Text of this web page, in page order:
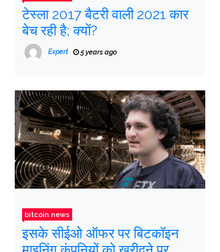
टेस्ला 2017 बैटरी वाली 2021 कार
बेच रही है; क्यों?
Expert 5 years ago
bitcoin news
इसके सीईओ ऑफर पर बिटकॉइन